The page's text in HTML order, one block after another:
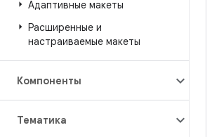
Адаптивные макеты
Расширенные и
настраиваемые макеты
Компоненты
Тематика